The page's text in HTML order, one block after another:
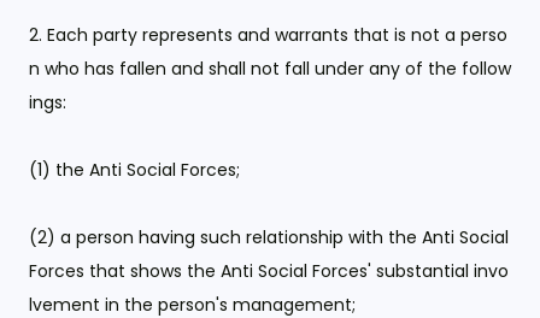
2. Each party represents and warrants that is not a perso
n who has fallen and shall not fall under any of the follow
ings:
(1) the Anti Social Forces;
(2) a person having such relationship with the Anti Social
Forces that shows the Anti Social Forces' substantial invo
lvement in the person's management;